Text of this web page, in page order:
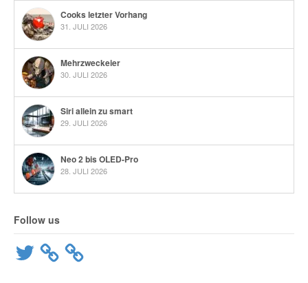
Cooks letzter Vorhang
31. JULI 2026
Mehrzweckeier
30. JULI 2026
Siri allein zu smart
29. JULI 2026
Neo 2 bis OLED-Pro
28. JULI 2026
Follow us
Twitter